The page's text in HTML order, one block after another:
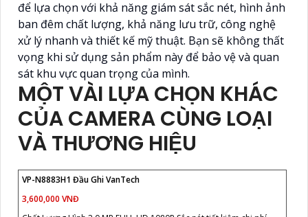
để lựa chọn với khả năng giám sát sắc nét, hình ảnh
ban đêm chất lượng, khả năng lưu trữ, công nghệ
xử lý nhanh và thiết kế mỹ thuật. Bạn sẽ không thất
vọng khi sử dụng sản phẩm này để bảo vệ và quan
sát khu vực quan trọng của mình.
MỘT VÀI LỰA CHỌN KHÁC
CỦA CAMERA CÙNG LOẠI
VÀ THƯƠNG HIỆU
VP-N8883H1 Đầu Ghi VanTech
3,600,000 VNĐ